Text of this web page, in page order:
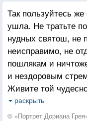
Так пользуйтесь
ушла. Не тратьте
нудных святош, не
неисправимо, не
пошлякам и
и нездоровым
Живите той
Ничего не
ощущений! Ничего
раскрыть
© «Портрет Дориана